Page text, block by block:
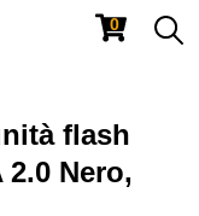
0
flash
Nero,